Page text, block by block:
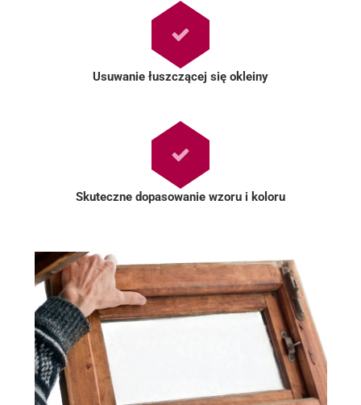
Usuwanie łuszczącej się okleiny
Skuteczne dopasowanie wzoru i koloru